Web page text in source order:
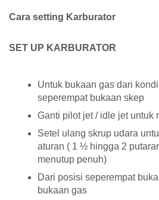
Cara setting Karburator
SET UP KARBURATOR
Untuk bukaan gas dari
seperempat bukaan skep
Ganti pilot jet / idle jet untuk
Setel ulang skrup udara
aturan ( 1 ½ hingga 2
menutup penuh)
Dari posisi seperempat
bukaan gas